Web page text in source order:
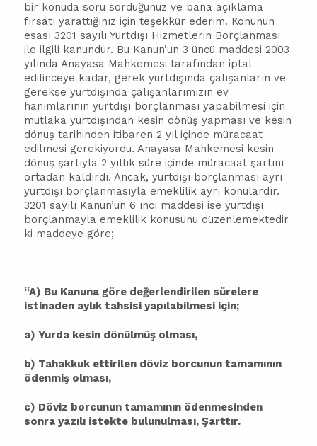
bir konuda soru sorduğunuz ve bana açıklama
fırsatı yarattığınız için teşekkür ederim. Konunun
esası 3201 sayılı Yurtdışı Hizmetlerin Borçlanması
ile ilgili kanundur. Bu Kanun’un 3 üncü maddesi 2003
yılında Anayasa Mahkemesi tarafından iptal
edilinceye kadar, gerek yurtdışında çalışanların ve
gerekse yurtdışında çalışanlarımızın ev
hanımlarının yurtdışı borçlanması yapabilmesi için
mutlaka yurtdışından kesin dönüş yapması ve kesin
dönüş tarihinden itibaren 2 yıl içinde müracaat
edilmesi gerekiyordu. Anayasa Mahkemesi kesin
dönüş şartıyla 2 yıllık süre içinde müracaat şartını
ortadan kaldırdı. Ancak, yurtdışı borçlanması ayrı
yurtdışı borçlanmasıyla emeklilik ayrı konulardır.
3201 sayılı Kanun’un 6 ıncı maddesi ise yurtdışı
borçlanmayla emeklilik konusunu düzenlemektedir
ki maddeye göre;
“A) Bu Kanuna göre değerlendirilen sürelere
istinaden aylık tahsisi yapılabilmesi için;
a) Yurda kesin dönülmüş olması,
b) Tahakkuk ettirilen döviz borcunun tamamının
ödenmiş olması,
c) Döviz borcunun tamamının ödenmesinden
sonra yazılı istekte bulunulması, Şarttır.